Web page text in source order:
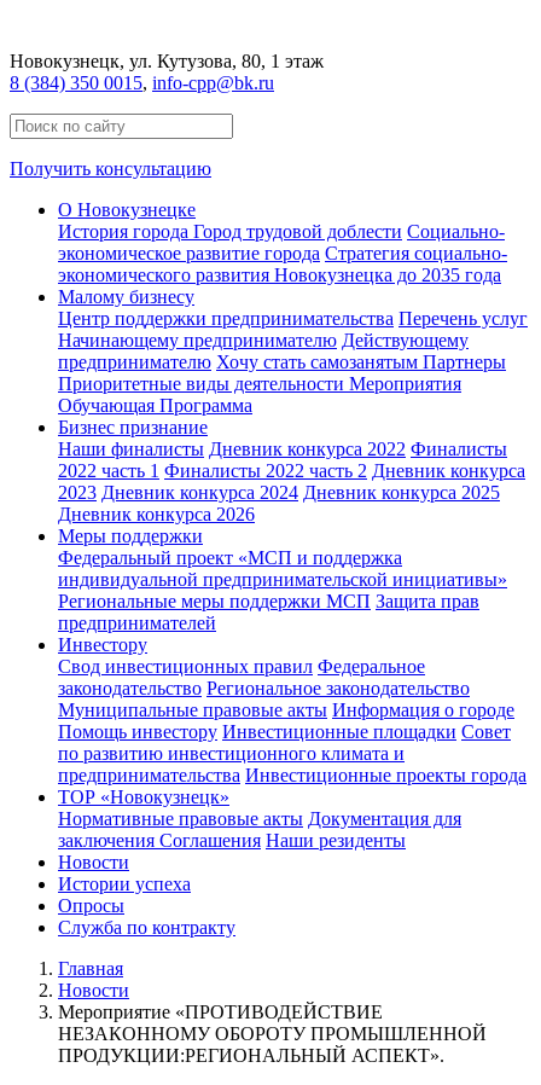
Новокузнецк, ул. Кутузова, 80, 1 этаж
8 (384) 350 0015, info-cpp@bk.ru
Получить консультацию
О Новокузнецке
История города Город трудовой доблести Социально-
экономическое развитие города Стратегия социально-
экономического развития Новокузнецка до 2035 года
Малому бизнесу
Центр поддержки предпринимательства Перечень услуг
Начинающему предпринимателю Действующему
предпринимателю Хочу стать самозанятым Партнеры
Приоритетные виды деятельности Мероприятия
Обучающая Программа
Бизнес признание
Наши финалисты Дневник конкурса 2022 Финалисты
2022 часть 1 Финалисты 2022 часть 2 Дневник конкурса
2023 Дневник конкурса 2024 Дневник конкурса 2025
Дневник конкурса 2026
Меры поддержки
Федеральный проект «МСП и поддержка
индивидуальной предпринимательской инициативы»
Региональные меры поддержки МСП Защита прав
предпринимателей
Инвестору
Свод инвестиционных правил Федеральное
законодательство Региональное законодательство
Муниципальные правовые акты Информация о городе
Помощь инвестору Инвестиционные площадки Совет
по развитию инвестиционного климата и
предпринимательства Инвестиционные проекты города
ТОР «Новокузнецк»
Нормативные правовые акты Документация для
заключения Соглашения Наши резиденты
Новости
Истории успеха
Опросы
Служба по контракту
Главная
Новости
Мероприятие «ПРОТИВОДЕЙСТВИЕ
НЕЗАКОННОМУ ОБОРОТУ ПРОМЫШЛЕННОЙ
ПРОДУКЦИИ:РЕГИОНАЛЬНЫЙ АСПЕКТ».